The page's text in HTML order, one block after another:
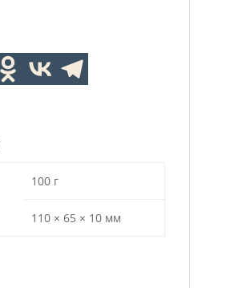
100 г
110 × 65 × 10 мм